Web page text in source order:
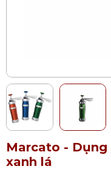
Marcato -
xanh lá